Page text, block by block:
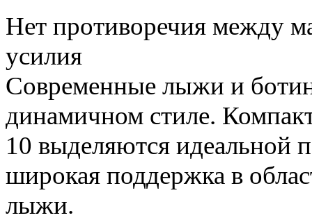
Нет противоречия между
усилия
Современные лыжи и
динамичном стиле.
10 выделяются идеальной
широкая поддержка в
лыжи.